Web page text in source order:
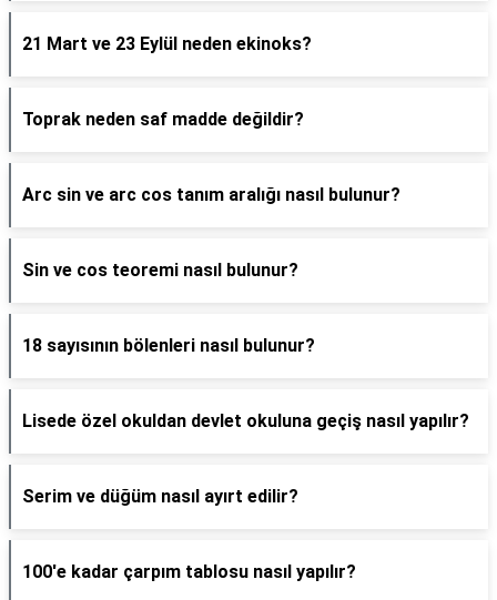
21 Mart ve 23 Eylül neden ekinoks?
Toprak neden saf madde değildir?
Arc sin ve arc cos tanım aralığı nasıl bulunur?
Sin ve cos teoremi nasıl bulunur?
18 sayısının bölenleri nasıl bulunur?
Lisede özel okuldan devlet okuluna geçiş nasıl yapılır?
Serim ve düğüm nasıl ayırt edilir?
100'e kadar çarpım tablosu nasıl yapılır?